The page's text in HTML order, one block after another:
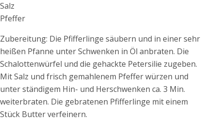
Salz
Pfeffer
Zubereitung: Die Pfifferlinge säubern und in einer sehr
heißen Pfanne unter Schwenken in Öl anbraten. Die
Schalottenwürfel und die gehackte Petersilie zugeben.
Mit Salz und frisch gemahlenem Pfeffer würzen und
unter ständigem Hin- und Herschwenken ca. 3 Min.
weiterbraten. Die gebratenen Pfifferlinge mit einem
Stück Butter verfeinern.